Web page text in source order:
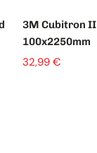
3M Cubitron
100x2250mm
32,99 €